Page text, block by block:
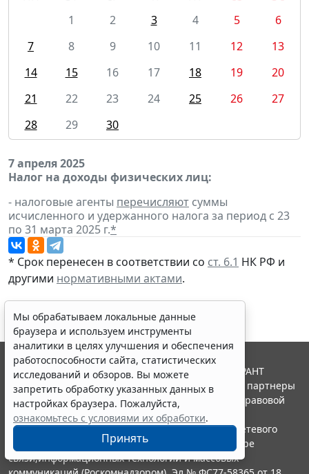
1
2 3 4 5
6
7
8 9 10 11 12
13
14
15 16 17 18 19
20
21
22 23 24 25 26
27
28
29 30
7 апреля 2025
Налог на доходы физических лиц:
- налоговые агенты перечисляют суммы
исчисленного и удержанного налога за период с 23
по 31 марта 2025 г.*
* Срок перенесен в соответствии со ст. 6.1 НК РФ и
другими нормативными актами.
Мы обрабатываем локальные данные
браузера и используем инструменты
аналитики в целях улучшения и обеспечения
работоспособности сайта, статистических
исследований и обзоров. Вы можете
запретить обработку указанных данных в
настройках браузера. Пожалуйста,
ознакомьтесь с условиями их обработки.
Принять
© ООО "НПП "ГАРАНТ-СЕРВИС", 2026. Система ГАРАНТ
выпускается с 1990 года. Компания "Гарант" и ее партнеры
являются участниками Российской ассоциации правовой
информации ГАРАНТ.
Портал ГАРАНТ.РУ зарегистрирован в качестве сетевого
издания Федеральной службой по надзору в сфере
связи,информационных технологий и массовых